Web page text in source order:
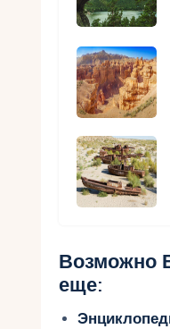
Возможно
еще: